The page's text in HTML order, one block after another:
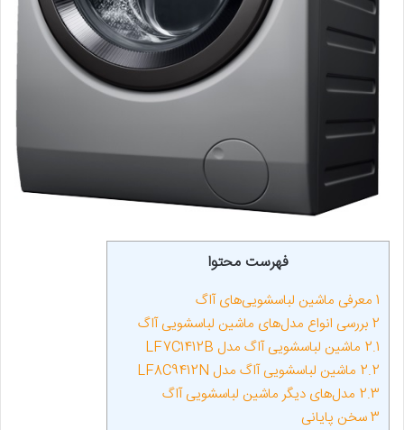
فهرست محتوا
1 معرفی ماشین لباسشویی‌های آاگ
2 بررسی انواع مدل‌های ماشین لباسشویی آاگ
2.1 ماشین لباسشویی‌ آاگ مدل LF7C1412B
2.2 ماشین لباسشویی آاگ مدل LF8C9412N
2.3 مدل‌های دیگر ماشین لباسشویی آاگ
3سخن پایانی